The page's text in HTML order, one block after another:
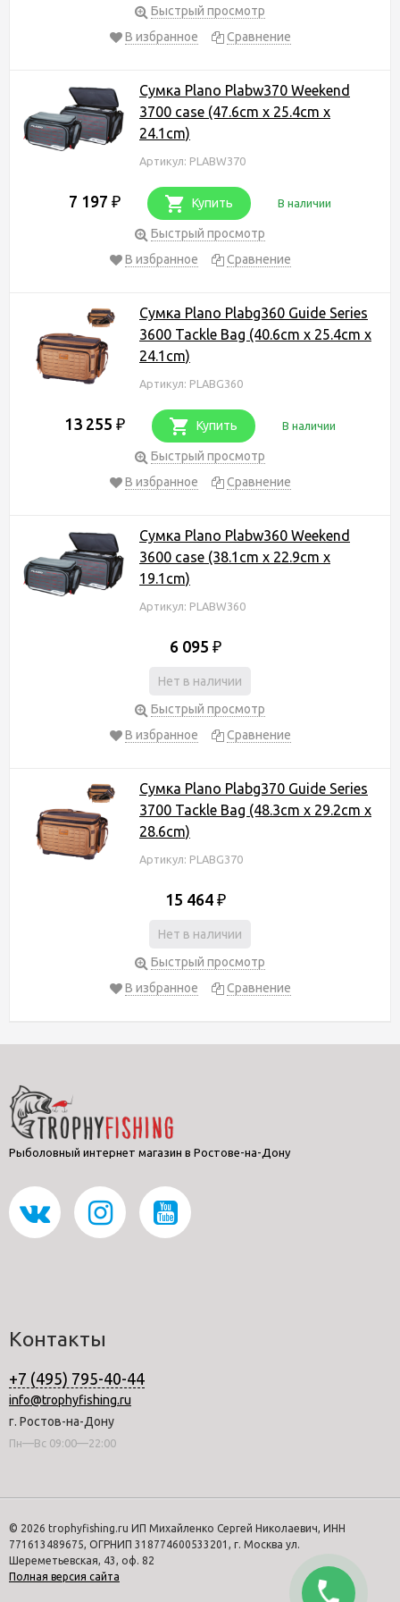
Быстрый просмотр
В избранное
Сравнение
Сумка Plano Plabw370 Weekend
3700 case (47.6cm x 25.4cm x
24.1cm)
Артикул: PLABW370
7 197 ₽ Купить В наличии
Быстрый просмотр
В избранное
Сравнение
Сумка Plano Plabg360 Guide Series
3600 Tackle Bag (40.6cm x 25.4cm x
24.1cm)
Артикул: PLABG360
13 255 ₽ Купить В наличии
Быстрый просмотр
В избранное
Сравнение
Сумка Plano Plabw360 Weekend
3600 case (38.1cm x 22.9cm x
19.1cm)
Артикул: PLABW360
6 095 ₽
Нет в наличии
Быстрый просмотр
В избранное
Сравнение
Сумка Plano Plabg370 Guide Series
3700 Tackle Bag (48.3cm x 29.2cm x
28.6cm)
Артикул: PLABG370
15 464 ₽
Нет в наличии
Быстрый просмотр
В избранное
Сравнение
Рыболовный интернет магазин в Ростове-на-Дону
Контакты
+7 (495) 795-40-44
info@trophyfishing.ru
г. Ростов-на-Дону
Пн—Вс 09:00—22:00
© 2026 trophyfishing.ru ИП Михайленко Сергей Николаевич, ИНН
771613489675, ОГРНИП 318774600533201, г. Москва ул.
Шереметьевская, 43, оф. 82
Полная версия сайта